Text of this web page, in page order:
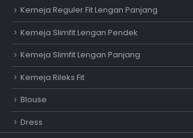
Kemeja Reguler Fit Lengan Panjang
Kemeja Slimfit Lengan Pendek
Kemeja Slimfit Lengan Panjang
Kemeja Rileks Fit
Blouse
Dress